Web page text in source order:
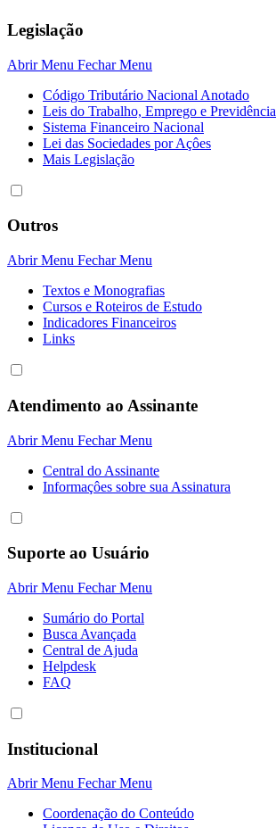
Legislação
Abrir Menu Fechar Menu
Código Tributário Nacional Anotado
Leis do Trabalho, Emprego e Previdência
Sistema Financeiro Nacional
Lei das Sociedades por Açôes
Mais Legislação
Outros
Abrir Menu Fechar Menu
Textos e Monografias
Cursos e Roteiros de Estudo
Indicadores Financeiros
Links
Atendimento ao Assinante
Abrir Menu Fechar Menu
Central do Assinante
Informaçôes sobre sua Assinatura
Suporte ao Usuário
Abrir Menu Fechar Menu
Sumário do Portal
Busca Avançada
Central de Ajuda
Helpdesk
FAQ
Institucional
Abrir Menu Fechar Menu
Coordenação do Conteúdo